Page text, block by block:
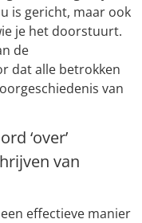
is gericht, maar ook
je het doorstuurt.
de
dat alle betrokken
van
‘over’
van
effectieve manier